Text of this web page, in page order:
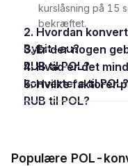
kurslåsning på 15
bekræftet.
2. Hvordan konverterer jeg RUB til POL på
Bybit-eu?
3. Er der nogen gebyrer for at konvertere
RUB til POL?
4. Hvad er det mindste beløb af RUB, jeg kan
konvertere til POL?
5. Hvilke faktorer påvirker valutakursen fra
RUB til POL?
Populære POL-